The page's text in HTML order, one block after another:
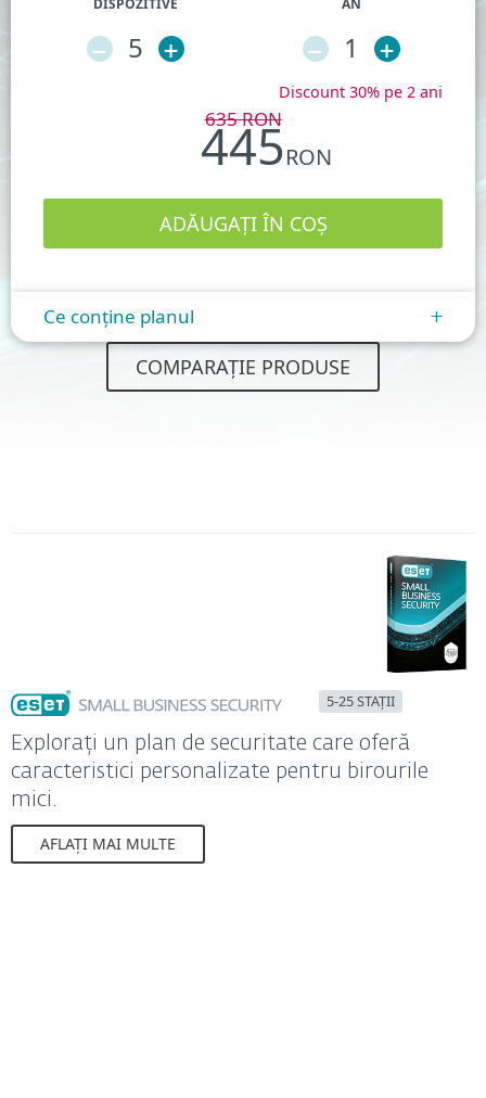
DISPOZITIVE
– 5 +
AN
– 1 +
Discount 30% pe 2 ani
635RON
445RON
Ce conține planul +
COMPARAȚIE PRODUSE
5-25 STAȚII
Explorați un plan de securitate care oferă
caracteristici personalizate pentru birourile
mici.
AFLAȚI MAI MULTE